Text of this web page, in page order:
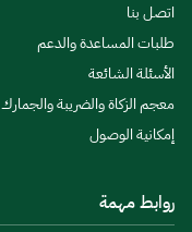
اتصل بنا
طلبات المساعدة والدعم
الأسئلة الشائعة
معجم الزكاة والضريبة والجمارك
إمكانية الوصول
روابط مهمة